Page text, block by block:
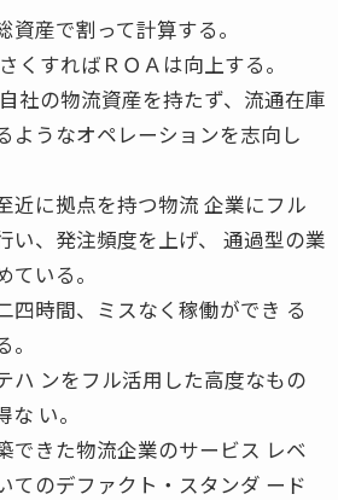
資産で割って計算する。
くすればＲＯＡは向上する。
社の物流資産を持たず、流通在庫
ようなオペレーションを志向し
近に拠点を持つ物流 企業にフル
い、発注頻度を上げ、 通過型の業
いる。
四時間、ミスなく稼働ができ る
ハ ンをフル活用した高度なもの
い。
できた物流企業のサービス レベ
てのデファクト・スタンダ ード